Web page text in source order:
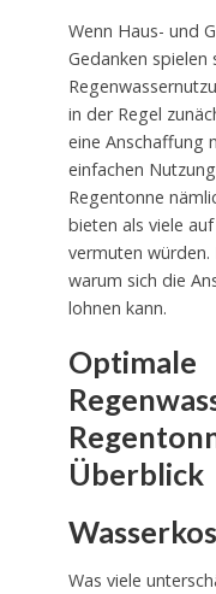
Wenn Haus- und
Gedanken spielen
in der Regel
eine Anschaffung
einfachen
Regentonne
bieten als viele
vermuten
warum sich die
lohnen kann.
Optimale
Überblick
Was viele